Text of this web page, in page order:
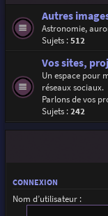
Autres
Astronomie,
Sujets :512
Vos sites,
Un espace pour
réseaux sociaux.
Parlons de vos
Sujets :242
CONNEXION
Nom d’utilisateur :